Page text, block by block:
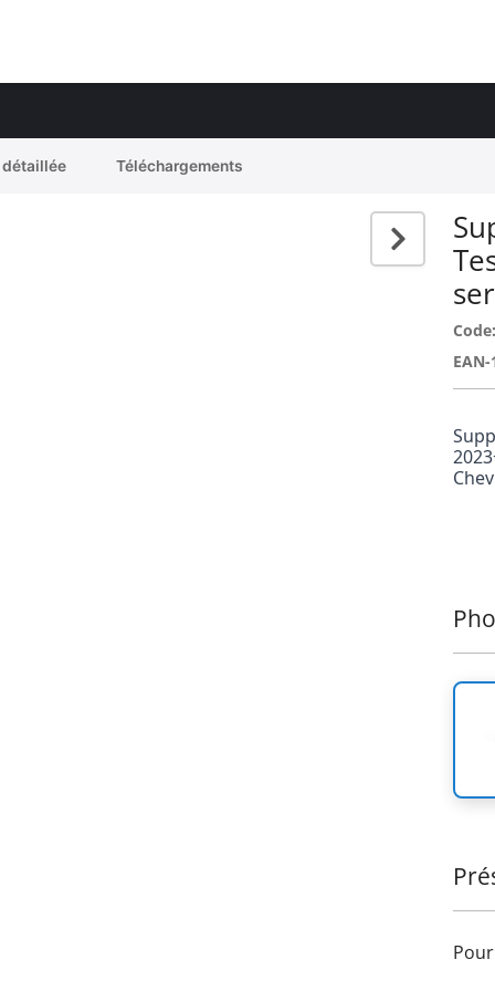
détaillée Téléchargements
EAN-